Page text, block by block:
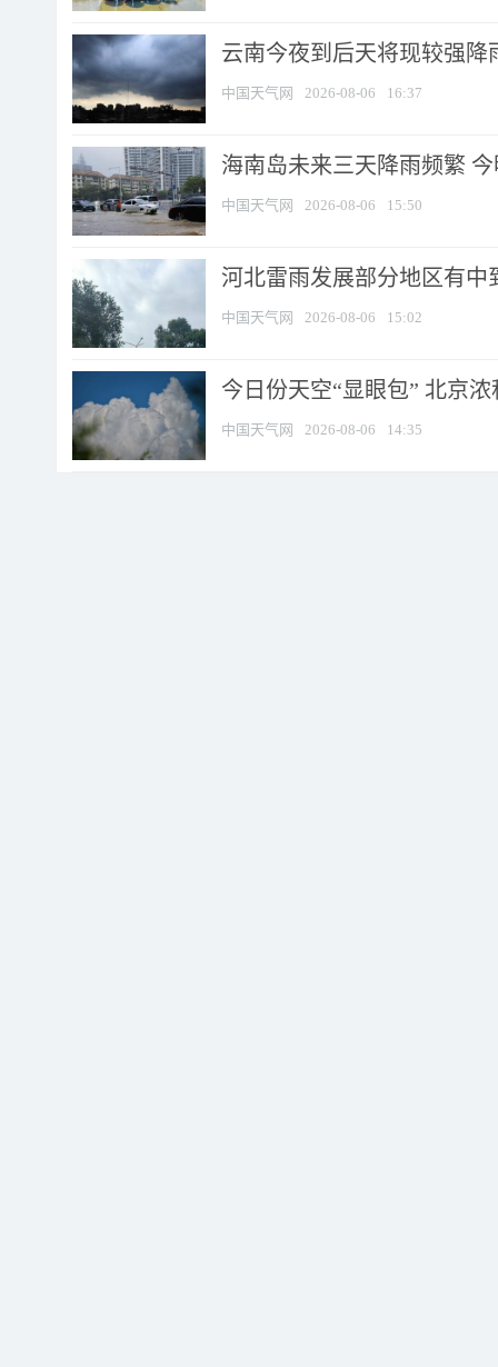
云南今夜到后天将现较强降
中国天气网 2026-08-06 16:37
海南岛未来三天降雨频繁
中国天气网 2026-08-06 15:50
河北雷雨发展部分地区有中
中国天气网 2026-08-06 15:02
今日份天空“显眼包” 北京
中国天气网 2026-08-06 14:35